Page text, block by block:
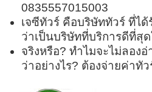
0835557015003
เจซีทัวร์ คือบริษัททัวร์ ที่ไ
ว่าเป็นบริษัทที่บริการดีที่สุ
จริงหรือ? ทำไมจะไม่ลอง
ว่าอย่างไร? ต้องจ่ายค่าทั